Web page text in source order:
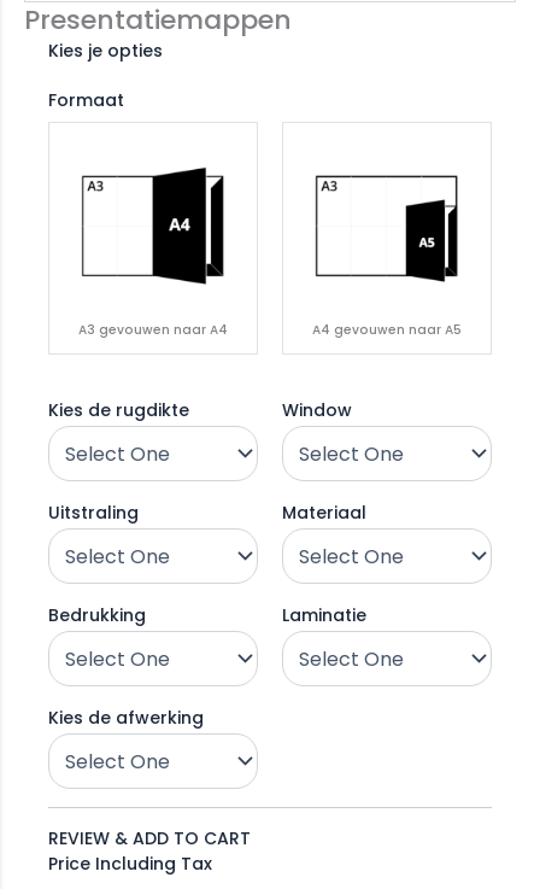
Presentatiemappen
Kies je opties
Formaat
A3 gevouwen naar A4 A4 gevouwen naar A5
Kies de rugdikte Window
Uitstraling Materiaal
Bedrukking Laminatie
Kies de afwerking
REVIEW & ADD TO CART
Price Including Tax